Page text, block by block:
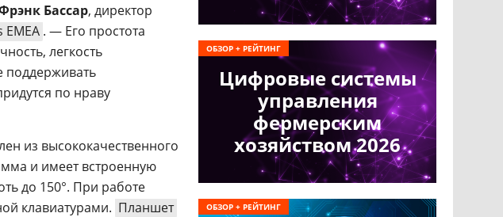
Бассар, директор
EMEA . — Его простота
легкость
по нраву
из высококачественного
и имеет встроенную
до 150°. При работе
клавиатурами. Планшет
Цифровые системы
управления
фермерским
хозяйством 2026
ОБЗОР + РЕЙТИНГ
ОБЗОР + РЕЙТИНГ